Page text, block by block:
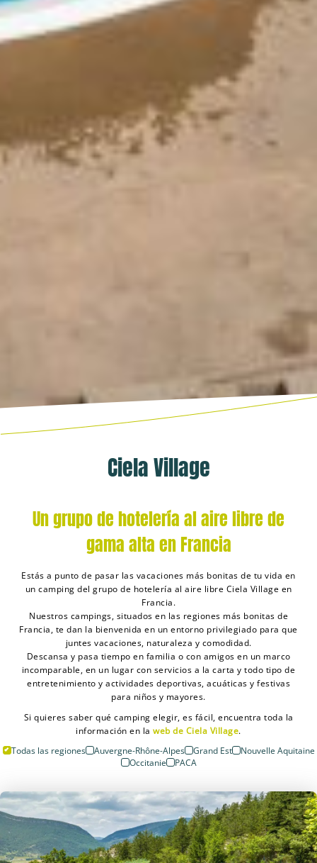
Ciela Village
Un grupo de hotelería al aire libre de
gama alta en Francia
Estás a punto de pasar las vacaciones más bonitas de tu vida en
un camping del grupo de hotelería al aire libre Ciela Village en
Francia.
Nuestros campings, situados en las regiones más bonitas de
Francia, te dan la bienvenida en un entorno privilegiado para que
juntes vacaciones, naturaleza y comodidad.
Descansa y pasa tiempo en familia o con amigos en un marco
incomparable, en un lugar con servicios a la carta y todo tipo de
entretenimiento y actividades deportivas, acuáticas y festivas
para niños y mayores.
Si quieres saber qué camping elegir, es fácil, encuentra toda la
información en laweb de Ciela Village.
Todas las regiones
Auvergne-Rhône-Alpes Grand Est
Nouvelle Aquitaine
Occitanie
PACA